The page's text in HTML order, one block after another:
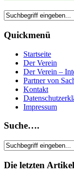
Quickmenü
Startseite
Der Verein
Der Verein –
Partner von
Kontakt
Impressum
Suche….
Die letzten Artikel